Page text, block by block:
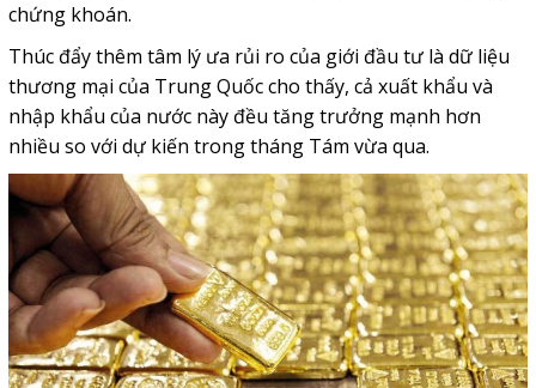
chứng khoán.
Thúc đẩy thêm tâm lý ưa rủi ro của giới đầu tư là dữ liệu
thương mại của Trung Quốc cho thấy, cả xuất khẩu và
nhập khẩu của nước này đều tăng trưởng mạnh hơn
nhiều so với dự kiến trong tháng Tám vừa qua.